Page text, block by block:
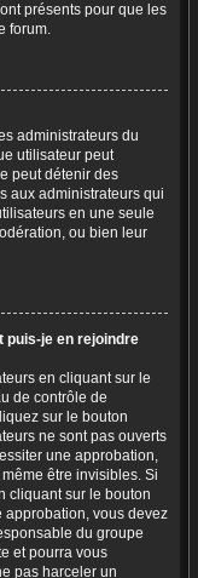
présents pour que les
forum.
administrateurs du
utilisateur peut
peut détenir des
aux administrateurs qui
en une seule
ou bien leur
puis-je en rejoindre
en cliquant sur le
de contrôle de
sur le bouton
ne sont pas ouverts
une approbation,
être invisibles. Si
cliquant sur le bouton
approbation, vous devez
du groupe
et pourra vous
pas harceler un